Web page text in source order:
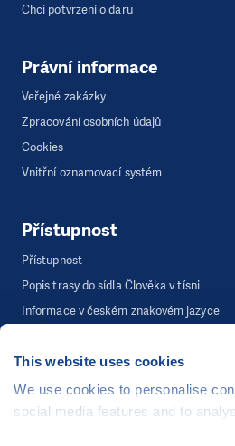
This website uses cookies
We use cookies to personalise
social media features and to
Chci potvrzení o daru
Právní informace
Veřejné zakázky
Zpracování osobních údajů
Cookies
Vnitřní oznamovací systém
Přístupnost
Přístupnost
Popis trasy do sídla Člověka v tísni
Informace v českém znakovém jazyce
Webová stránka běží na bezplatně
CZECHIA.COM . Děkujeme.